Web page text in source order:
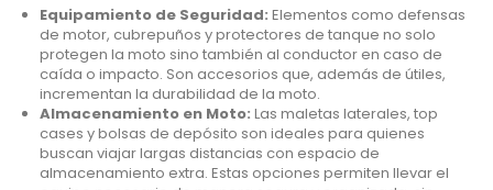
Equipamiento de Seguridad: Elementos como defensas
de motor, cubrepuños y protectores de tanque no solo
protegen la moto sino también al conductor en caso de
caída o impacto. Son accesorios que, además de útiles,
incrementan la durabilidad de la moto.
Almacenamiento en Moto: Las maletas laterales, top
cases y bolsas de depósito son ideales para quienes
buscan viajar largas distancias con espacio de
almacenamiento extra. Estas opciones permiten llevar el